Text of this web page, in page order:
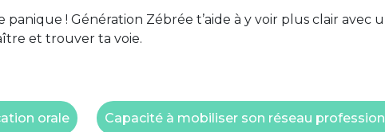
! Génération Zébrée t’aide à y voir plus clair avec
et trouver ta voie.
orale Capacité à mobiliser son réseau